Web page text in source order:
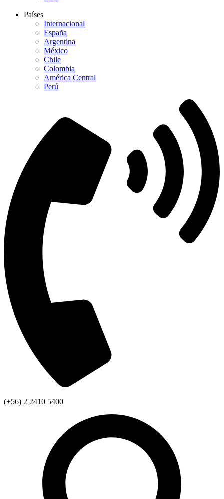
Países
Internacional
España
Argentina
México
Chile
Colombia
América Central
Perú
(+56) 2 2410 5400